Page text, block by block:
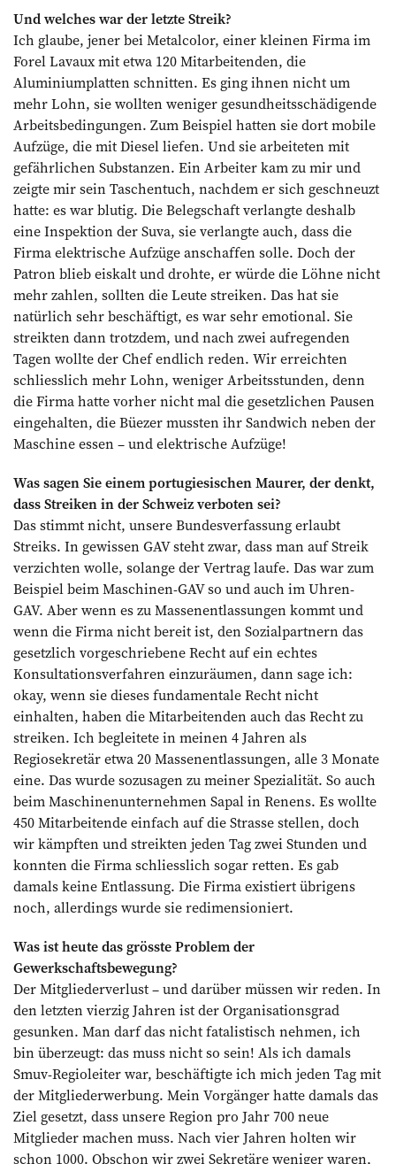
Und welches war der letzte Streik?
Ich glaube, jener bei Metalcolor, einer kleinen Firma im
Forel Lavaux mit etwa 120 Mitarbeitenden, die
Aluminiumplatten schnitten. Es ging ihnen nicht um
mehr Lohn, sie wollten weniger gesundheitsschädigende
Arbeitsbedingungen. Zum Beispiel hatten sie dort mobile
Aufzüge, die mit Diesel liefen. Und sie arbeiteten mit
gefährlichen Substanzen. Ein Arbeiter kam zu mir und
zeigte mir sein Taschentuch, nachdem er sich geschneuzt
hatte: es war blutig. Die Belegschaft verlangte deshalb
eine Inspektion der Suva, sie verlangte auch, dass die
Firma elektrische Aufzüge anschaffen solle. Doch der
Patron blieb eiskalt und drohte, er würde die Löhne nicht
mehr zahlen, sollten die Leute streiken. Das hat sie
natürlich sehr beschäftigt, es war sehr emotional. Sie
streikten dann trotzdem, und nach zwei aufregenden
Tagen wollte der Chef endlich reden. Wir erreichten
schliesslich mehr Lohn, weniger Arbeitsstunden, denn
die Firma hatte vorher nicht mal die gesetzlichen Pausen
eingehalten, die Büezer mussten ihr Sandwich neben der
Maschine essen – und elektrische Aufzüge!
Was sagen Sie einem portugiesischen Maurer, der denkt,
dass Streiken in der Schweiz verboten sei?
Das stimmt nicht, unsere Bundesverfassung erlaubt
Streiks. In gewissen GAV steht zwar, dass man auf Streik
verzichten wolle, solange der Vertrag laufe. Das war zum
Beispiel beim Maschinen-GAV so und auch im Uhren-
GAV. Aber wenn es zu Massenentlassungen kommt und
wenn die Firma nicht bereit ist, den Sozialpartnern das
gesetzlich vorgeschriebene Recht auf ein echtes
Konsultationsverfahren einzuräumen, dann sage ich:
okay, wenn sie dieses fundamentale Recht nicht
einhalten, haben die Mitarbeitenden auch das Recht zu
streiken. Ich begleitete in meinen 4 Jahren als
Regiosekretär etwa 20 Massenentlassungen, alle 3 Monate
eine. Das wurde sozusagen zu meiner Spezialität. So auch
beim Maschinenunternehmen Sapal in Renens. Es wollte
450 Mitarbeitende einfach auf die Strasse stellen, doch
wir kämpften und streikten jeden Tag zwei Stunden und
konnten die Firma schliesslich sogar retten. Es gab
damals keine Entlassung. Die Firma existiert übrigens
noch, allerdings wurde sie redimensioniert.
Was ist heute das grösste Problem der
Gewerkschaftsbewegung?
Der Mitgliederverlust – und darüber müssen wir reden. In
den letzten vierzig Jahren ist der Organisationsgrad
gesunken. Man darf das nicht fatalistisch nehmen, ich
bin überzeugt: das muss nicht so sein! Als ich damals
Smuv-Regioleiter war, beschäftigte ich mich jeden Tag mit
der Mitgliederwerbung. Mein Vorgänger hatte damals das
Ziel gesetzt, dass unsere Region pro Jahr 700 neue
Mitglieder machen muss. Nach vier Jahren holten wir
schon 1000. Obschon wir zwei Sekretäre weniger waren,